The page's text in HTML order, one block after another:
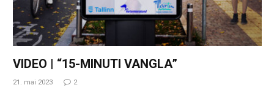
VIDEO | “15-MINUTI VANGLA”
21. mai 2023 2